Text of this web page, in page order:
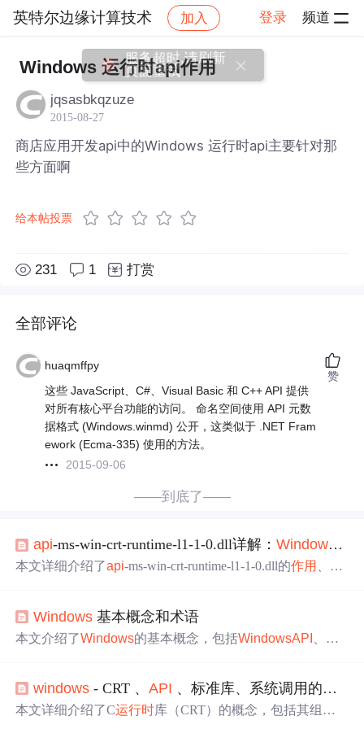
英特尔边缘计算技术 加入 登录 频道
社区 英特尔边缘计算技术 帖子详情
Windows 运行时api作用
jqsasbkqzuze
2015-08-27
商店应用开发api中的Windows 运行时api主要针对那
些方面啊
给本帖投票
231 1 打赏
全部评论
huaqmffpy
这些 JavaScript、C#、Visual Basic 和 C++ API 提供
对所有核心平台功能的访问。 命名空间使用 API 元数
据格式 (Windows.winmd) 公开，这类似于 .NET Fram
ework (Ecma-335) 使用的方法。
2015-09-06
赞
——到底了——
api-ms-win-crt-runtime-l1-1-0.dll详解：Windows 运
本文详细介绍了api-ms-win-crt-runtime-l1-1-0.dll的作用
、所
运行时函数支持的任务，广泛应用于现代
序中。文章还探讨了其加载机制、兼容性策略及维护方
Windows 基本概念和术语
本文介绍了Windows的基本概念，包括WindowsAPI
Wi
PI 的演变，如Win32API 和WinRT，以及.NETFramework的
作用。此外，还涵盖了进程的组成部分、线程的特性、安
windows - CRT 、API 、标准库、系统调用的关系
本文详细介绍了C运行时库（CRT）的概念，包括其组成
服务超时,请刷新
页面重试